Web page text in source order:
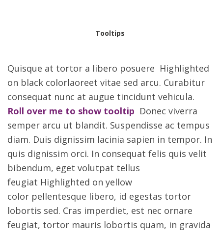
Tooltips
Quisque at tortor a libero posuere Highlighted
on black colorlaoreet vitae sed arcu. Curabitur
consequat nunc at augue tincidunt vehicula.
Roll over me to show tooltip Donec viverra
semper arcu ut blandit. Suspendisse ac tempus
diam. Duis dignissim lacinia sapien in tempor. In
quis dignissim orci. In consequat felis quis velit
bibendum, eget volutpat tellus
feugiat Highlighted on yellow
color pellentesque libero, id egestas tortor
lobortis sed. Cras imperdiet, est nec ornare
feugiat, tortor mauris lobortis quam, in gravida